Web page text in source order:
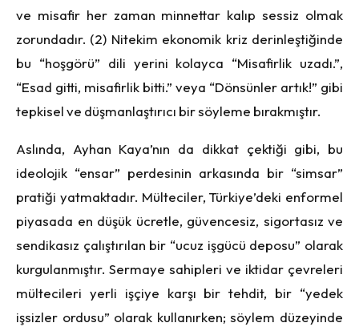
ve misafir her zaman minnettar kalıp sessiz olmak
zorundadır. (2) Nitekim ekonomik kriz derinleştiğinde
bu “hoşgörü” dili yerini kolayca “Misafirlik uzadı.”,
“Esad gitti, misafirlik bitti.” veya “Dönsünler artık!” gibi
tepkisel ve düşmanlaştırıcı bir söyleme bırakmıştır.
Aslında, Ayhan Kaya’nın da dikkat çektiği gibi, bu
ideolojik “ensar” perdesinin arkasında bir “simsar”
pratiği yatmaktadır. Mülteciler, Türkiye’deki enformel
piyasada en düşük ücretle, güvencesiz, sigortasız ve
sendikasız çalıştırılan bir “ucuz işgücü deposu” olarak
kurgulanmıştır. Sermaye sahipleri ve iktidar çevreleri
mültecileri yerli işçiye karşı bir tehdit, bir “yedek
işsizler ordusu” olarak kullanırken; söylem düzeyinde